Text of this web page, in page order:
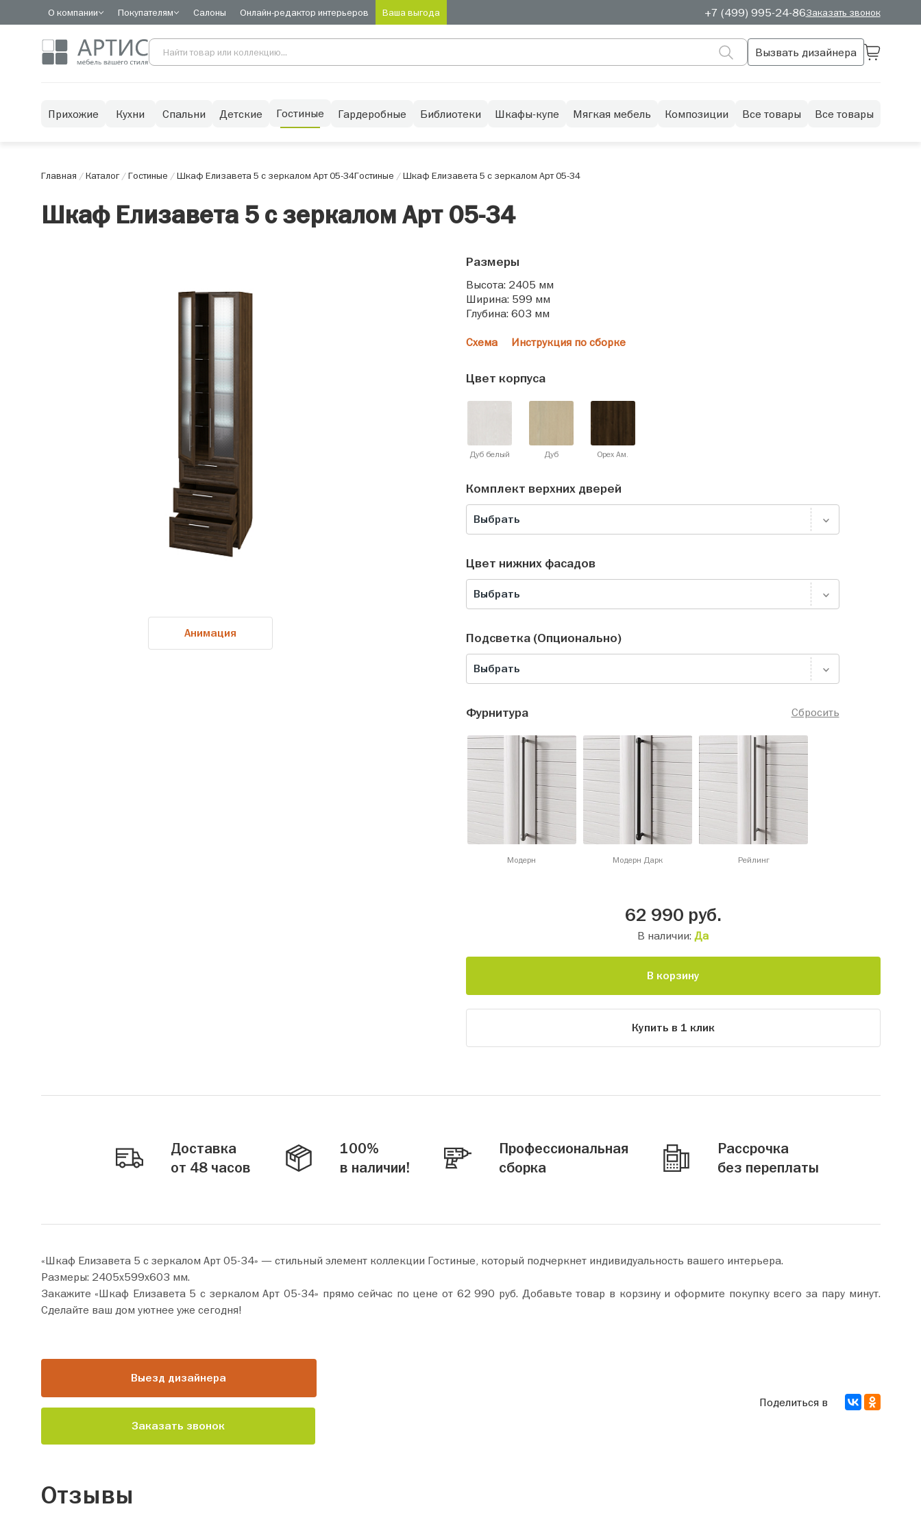
О компании Покупателям Салоны Онлайн-редактор интерьеров Ваша выгода +7 (499) 995-24-86Заказать звонок
Вызвать дизайнера
Прихожие Кухни Спальни Детские Гостиные Гардеробные Библиотеки Шкафы-купе Мягкая мебель Композиции Все товары Все товары
Главная /Каталог/Гостиные /Шкаф Елизавета 5 с зеркалом Арт 05-34Гостиные /Шкаф Елизавета 5 с зеркалом Арт 05-34
Шкаф Елизавета 5 с зеркалом Арт 05-34
Анимация
Размеры
Высота: 2405 мм
Ширина: 599 мм
Глубина: 603 мм
Схема Инструкция по сборке
Цвет корпуса
Дуб белый Дуб Орех Ам.
Комплект верхних дверей
Выбрать
Цвет нижних фасадов
Выбрать
Подсветка (Опционально)
Выбрать
Сбросить
Фурнитура
Модерн Модерн Дарк Рейлинг
62 990 руб.
В наличии: Да
В корзину
Купить в 1 клик
Доставка
от 48 часов
100%
в наличии!
Профессиональная
сборка
Рассрочка
без переплаты
«Шкаф Елизавета 5 с зеркалом Арт 05-34» — стильный элемент коллекции Гостиные, который подчеркнет индивидуальность вашего интерьера.
Размеры: 2405х599х603 мм.
Закажите «Шкаф Елизавета 5 с зеркалом Арт 05-34» прямо сейчас по цене от 62 990 руб. Добавьте товар в корзину и оформите покупку всего за пару минут.
Сделайте ваш дом уютнее уже сегодня!
Выезд дизайнера
Заказать звонок
Поделиться в
Отзывы